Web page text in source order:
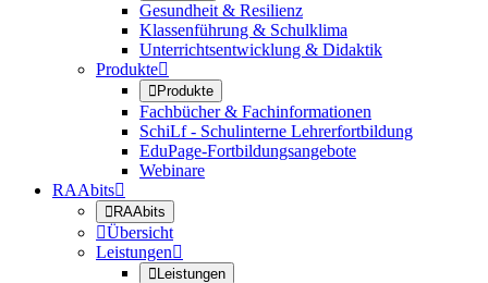
Gesundheit & Resilienz
Klassenführung & Schulklima
Unterrichtsentwicklung & Didaktik
Produkte
Produkte
Fachbücher & Fachinformationen
SchiLf - Schulinterne Lehrerfortbildung
EduPage-Fortbildungsangebote
Webinare
RAAbits
RAAbits
Übersicht
Leistungen
Leistungen